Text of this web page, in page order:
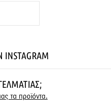
INSTAGRAM
τα προϊόντα.